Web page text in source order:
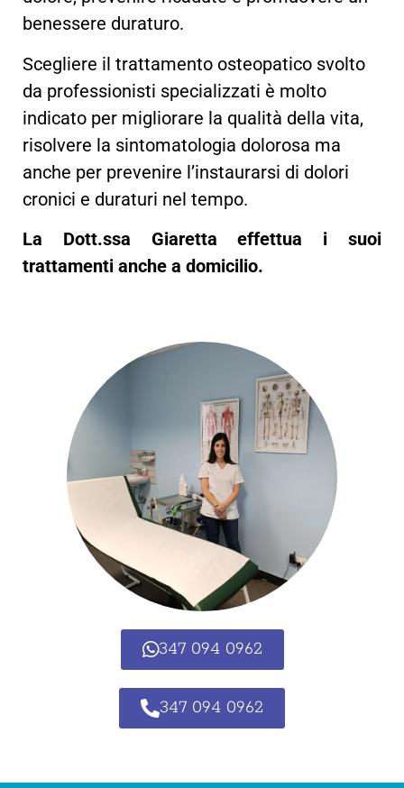
benessere duraturo.
Scegliere il trattamento osteopatico svolto
da professionisti specializzati è molto
indicato per migliorare la qualità della vita,
risolvere la sintomatologia dolorosa ma
anche per prevenire l’instaurarsi di dolori
cronici e duraturi nel tempo.
La Dott.ssa Giaretta effettua i suoi
trattamenti anche a domicilio.
347 094 0962
347 094 0962